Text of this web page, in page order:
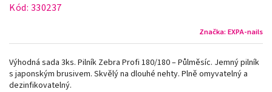
Kód: 330237
Značka: EXPA-nails
Výhodná sada 3ks. Pilník Zebra Profi 180/180 – Půlměsíc. Jemný pilník
s japonským brusivem. Skvělý na dlouhé nehty. Plně omyvatelný a
dezinfikovatelný.